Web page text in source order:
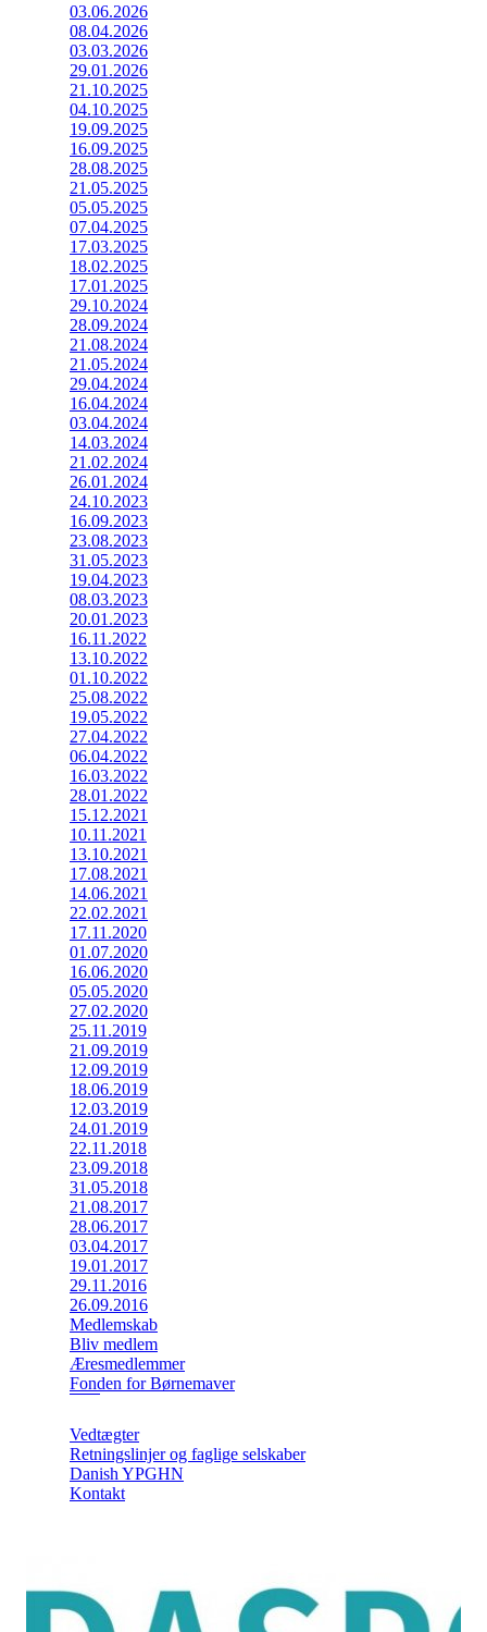
03.06.2026
08.04.2026
03.03.2026
29.01.2026
21.10.2025
04.10.2025
19.09.2025
16.09.2025
28.08.2025
21.05.2025
05.05.2025
07.04.2025
17.03.2025
18.02.2025
17.01.2025
29.10.2024
28.09.2024
21.08.2024
21.05.2024
29.04.2024
16.04.2024
03.04.2024
14.03.2024
21.02.2024
26.01.2024
24.10.2023
16.09.2023
23.08.2023
31.05.2023
19.04.2023
08.03.2023
20.01.2023
16.11.2022
13.10.2022
01.10.2022
25.08.2022
19.05.2022
27.04.2022
06.04.2022
16.03.2022
28.01.2022
15.12.2021
10.11.2021
13.10.2021
17.08.2021
14.06.2021
22.02.2021
17.11.2020
01.07.2020
16.06.2020
05.05.2020
27.02.2020
25.11.2019
21.09.2019
12.09.2019
18.06.2019
12.03.2019
24.01.2019
22.11.2018
23.09.2018
31.05.2018
21.08.2017
28.06.2017
03.04.2017
19.01.2017
29.11.2016
26.09.2016
Medlemskab
Bliv medlem
Æresmedlemmer
Fonden for Børnemaver
Vedtægter
Retningslinjer og faglige selskaber
Danish YPGHN
Kontakt